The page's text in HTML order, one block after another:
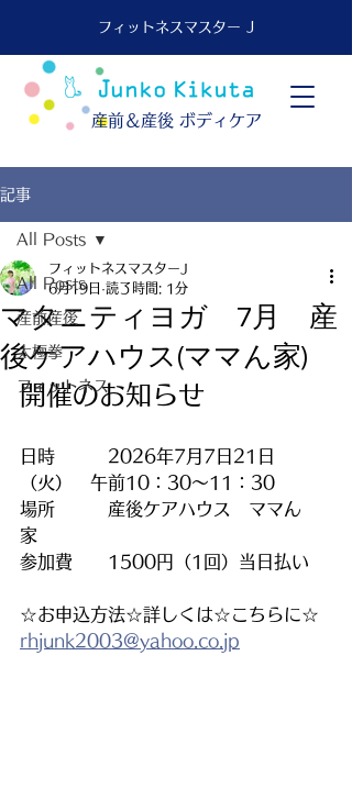
フィットネスマスター J
​産前＆産後 ボディケア
記事
All Posts
産前産後
太極拳
フィットネス
All Posts
マタニティヨガ 7月 産
後ケアハウス(ママん家)
フィットネスマスターJ
6月19日 読了時間: 1分
開催のお知らせ
日時　　　2026年7月7日21日
（火）　午前10：30〜11：30
場所　　　産後ケアハウス　ママん
家
参加費　　1500円（1回）当日払い
☆お申込方法☆詳しくは☆こちらに☆
rhjunk2003@yahoo.co.jp